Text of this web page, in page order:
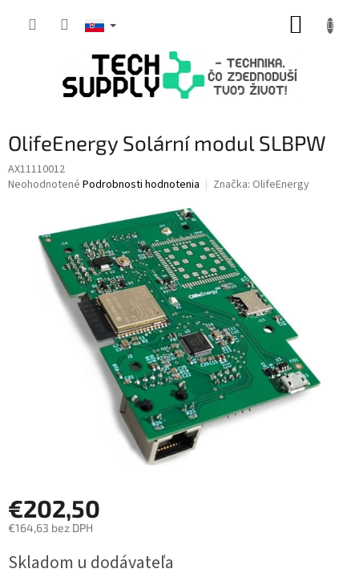
OlifeEnergy Solární modul SLBPW
AX11110012
Priemerné
hviezdičiek.
Neohodnotené Podrobnosti hodnotenia Značka: OlifeEnergy
€202,50
€164,63 bez DPH
cena:
Skladom u dodávateľa